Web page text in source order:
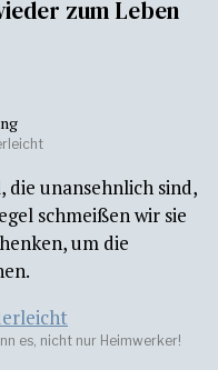
zum Leben
unansehnlich sind,
schmeißen wir sie
um die
es, nicht nur Heimwerker!